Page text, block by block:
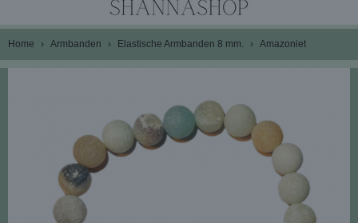
Home › Armbanden › Elastische Armbanden 8 mm. › Amazoniet